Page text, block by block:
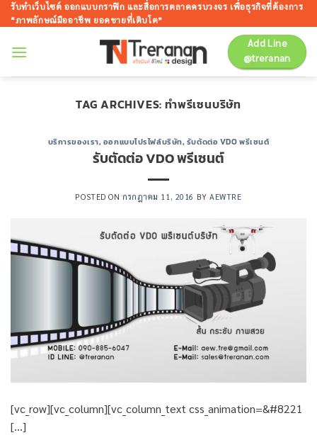
ข้าม
ไป
เนื้อหา
รับทำเว็บไซต์ ออกแบบกราฟิก และสื่อการตลาดครบวงจร เพื่อธุรกิจที่ต้องการ
“ภาพลักษณ์มืออาชีพ ยอดขายที่เติบโต”
Add Line
@treranan
TAG ARCHIVES:ทำพรีเซนบริษัท
บริการของเรา, ออกแบบโปรไฟล์บริษัท, รับตัดต่อ VDO พรีเซนต์
รับตัดต่อ VDO พรีเซนต์
POSTED ON กรกฎาคม 11, 2016 BYAEWTRE
[vc_row][vc_column][vc_column_text css_animation=&#8221
[…]